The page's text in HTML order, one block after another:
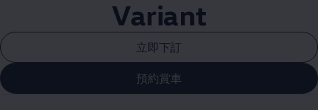
Variant​
立即下訂
預約賞車